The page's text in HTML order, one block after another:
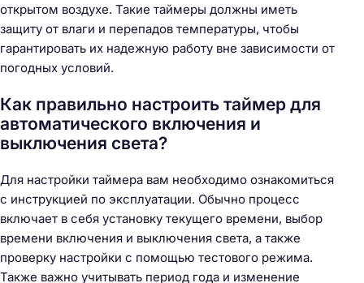
открытом воздухе. Такие таймеры должны иметь
защиту от влаги и перепадов температуры, чтобы
гарантировать их надежную работу вне зависимости от
погодных условий.
Как правильно настроить таймер для
автоматического включения и
выключения света?
Для настройки таймера вам необходимо ознакомиться
с инструкцией по эксплуатации. Обычно процесс
включает в себя установку текущего времени, выбор
времени включения и выключения света, а также
проверку настройки с помощью тестового режима.
Также важно учитывать период года и изменение